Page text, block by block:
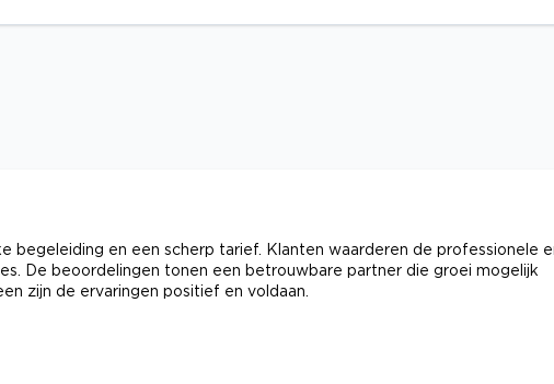
begeleiding en een scherp tarief. Klanten waarderen de professionele
De beoordelingen tonen een betrouwbare partner die groei mogelijk
zijn de ervaringen positief en voldaan.